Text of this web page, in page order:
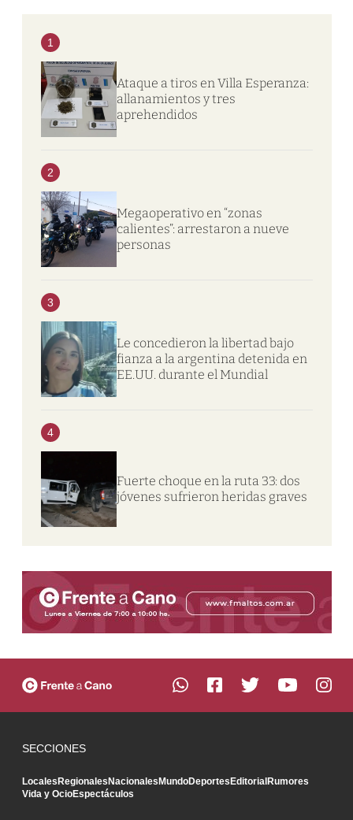
1
Ataque a tiros en Villa Esperanza:
allanamientos y tres
aprehendidos
2
Megaoperativo en “zonas
calientes”: arrestaron a nueve
personas
3
Le concedieron la libertad bajo
fianza a la argentina detenida en
EE.UU. durante el Mundial
4
Fuerte choque en la ruta 33: dos
jóvenes sufrieron heridas graves
SECCIONES
LocalesRegionalesNacionalesMundoDeportesEditorialRumores
Vida y OcioEspectáculos